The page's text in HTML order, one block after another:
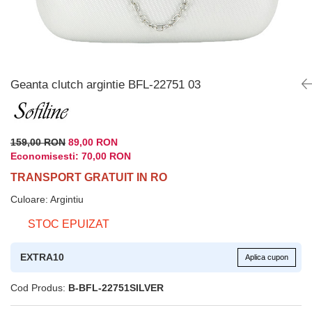
Geanta clutch argintie BFL-22751 03
159,00 RON 89,00 RON
Economisesti: 70,00 RON
TRANSPORT GRATUIT IN RO
Culoare: Argintiu
STOC EPUIZAT
EXTRA10 Aplica cupon
Cod Produs: B-BFL-22751SILVER